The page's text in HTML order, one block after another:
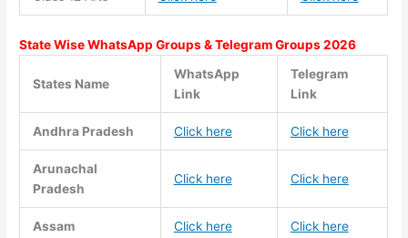
State Wise WhatsApp Groups & Telegram Groups 2026
States Name
WhatsApp
Link
Telegram
Link
Andhra Pradesh Click here Click here
Arunachal
Pradesh
Click here Click here
Assam Click here Click here